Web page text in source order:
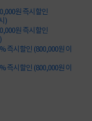
원 즉시할인
)
원 즉시할인
즉시할인 (800,000원 이
즉시할인 (800,000원 이